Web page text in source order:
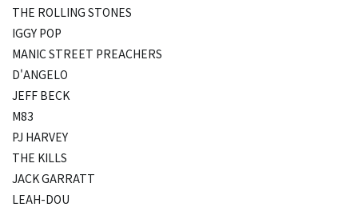
THE ROLLING STONES
IGGY POP
MANIC STREET PREACHERS
D'ANGELO
JEFF BECK
M83
PJ HARVEY
THE KILLS
JACK GARRATT
LEAH-DOU